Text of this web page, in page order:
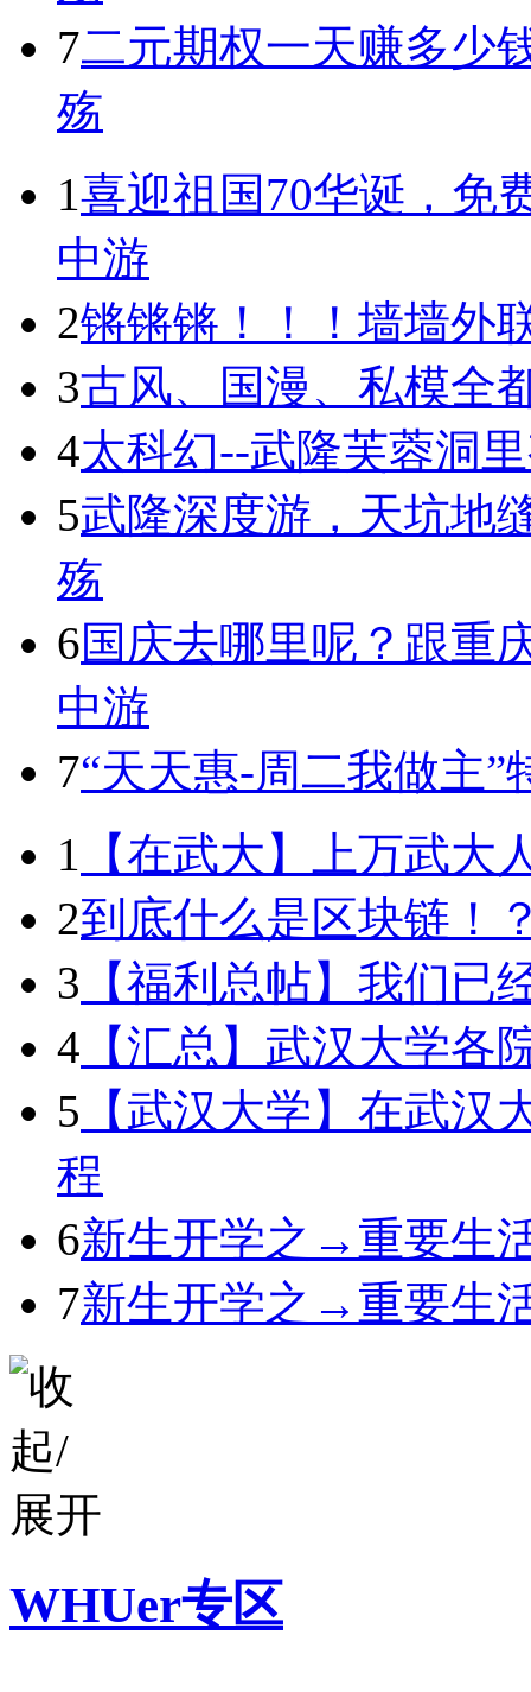
7二元期权一天赚多少
殇
1喜迎祖国70华诞，免
中游
2锵锵锵！！！墙墙
3古风、国漫、私模全
4太科幻--武隆芙蓉洞
5武隆深度游，天坑地
殇
6国庆去哪里呢？跟重
中游
7“天天惠-周二我做主”
1 【在武大】上万武大
2到底什么是区块链！
3 【福利总帖】我们已
4 【汇总】武汉大学各
5 【武汉大学】在武汉
程
6新生开学之→重要生
7新生开学之→重要生
WHUer专区